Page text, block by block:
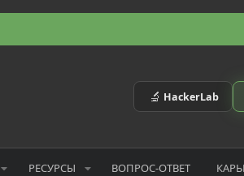
🔬 HackerLab
РЕСУРСЫ ВОПРОС-ОТВЕТ